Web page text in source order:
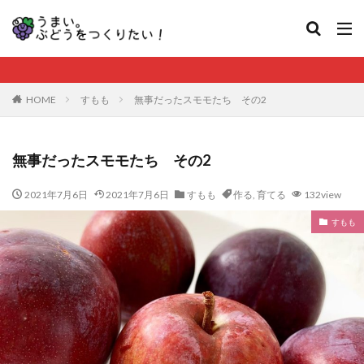
HOME すもも 無事だったスモモたち その2
無事だったスモモたち その2
2021年7月6日 2021年7月6日 すもも 作る, 育てる 132view
すもも